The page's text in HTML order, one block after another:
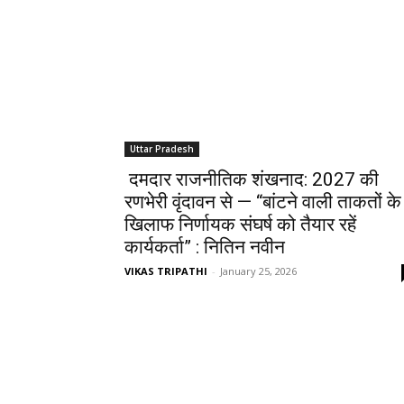
Uttar Pradesh
दमदार राजनीतिक शंखनाद: 2027 की
रणभेरी वृंदावन से — “बांटने वाली ताकतों के
खिलाफ निर्णायक संघर्ष को तैयार रहें
कार्यकर्ता” : नितिन नवीन
VIKAS TRIPATHI - January 25, 2026